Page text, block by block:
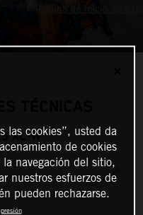
XC-W
las cookies”, usted da
de cookies
navegación del sitio,
nuestros esfuerzos de
pueden rechazarse.